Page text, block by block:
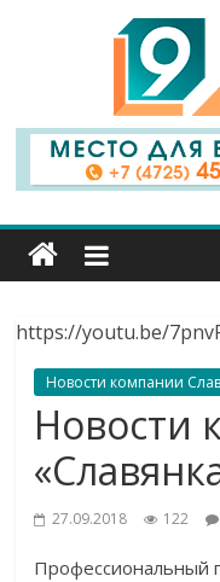
9
Канал
Оскол
https://youtu.be/
Новости компании
Новости
27.09.2018 122
Профессиональный